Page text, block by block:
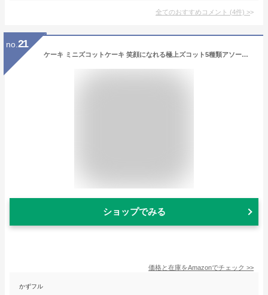
全てのおすすめコメント (4件) >
no. 21
ケーキ ミニズコットケーキ 笑顔になれる極上ズコット5種類アソート☆ 詰め合わせ お取り寄せ スイーツ 西内花月堂
ショップでみる
価格と在庫をAmazonでチェック >>
かずフル